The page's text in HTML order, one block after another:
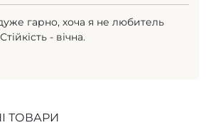
гарно, хоча я не любитель
- вічна.
ТОВАРИ